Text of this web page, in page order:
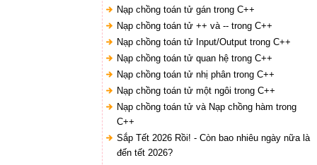
Nạp chồng toán tử gán trong C++
Nạp chồng toán tử ++ và -- trong C++
Nạp chồng toán tử Input/Output trong C++
Nạp chồng toán tử quan hệ trong C++
Nạp chồng toán tử nhị phân trong C++
Nạp chồng toán tử một ngôi trong C++
Nạp chồng toán tử và Nạp chồng hàm trong
C++
Sắp Tết 2026 Rồi! - Còn bao nhiêu ngày nữa là
đến tết 2026?